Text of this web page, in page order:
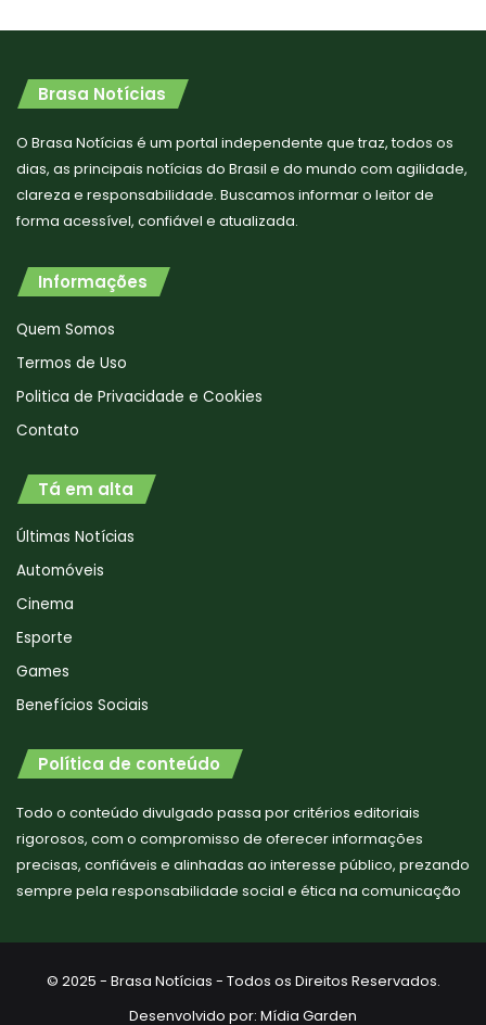
Brasa Notícias
O Brasa Notícias é um portal independente que traz, todos os
dias, as principais notícias do Brasil e do mundo com agilidade,
clareza e responsabilidade. Buscamos informar o leitor de
forma acessível, confiável e atualizada.
Informações
Quem Somos
Termos de Uso
Politica de Privacidade e Cookies
Contato
Tá em alta
Últimas Notícias
Automóveis
Cinema
Esporte
Games
Benefícios Sociais
Política de conteúdo
Todo o conteúdo divulgado passa por critérios editoriais
rigorosos, com o compromisso de oferecer informações
precisas, confiáveis e alinhadas ao interesse público, prezando
sempre pela responsabilidade social e ética na comunicação
© 2025 - Brasa Notícias - Todos os Direitos Reservados.
Desenvolvido por: Mídia Garden